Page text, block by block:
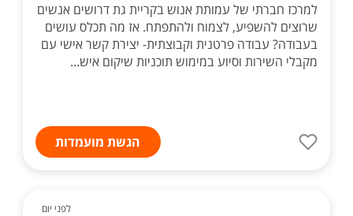
למרכז חברתי של עמותת אנוש בקריית גת דרושים אנשים
שרוצים להשפיע, לצמוח ולהתפתח. אז מה תכלס עושים
בעבודה? עבודה פרטנית וקבוצתית- יצירת קשר אישי עם
מקבלי השירות וסיוע במימוש תוכניות שיקום איש...
הגשת מועמדות
לפני יום